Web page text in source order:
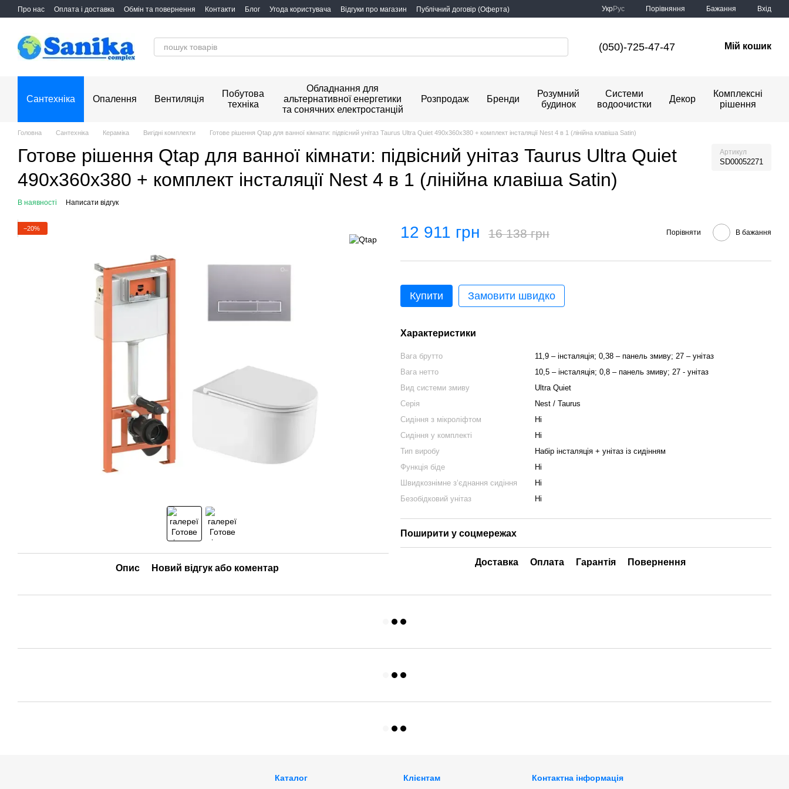
Перейти до основного контенту
Про нас Оплата і доставка Обмін та повернення Контакти Блог Угода користувача Відгуки про магазин Публічний договір (Оферта) УкрРус Порівняння Бажання Вхід
(050)-725-47-47 Мій кошик
Сантехніка Опалення Вентиляція
Побутова
техніка
Обладнання для
альтернативної енергетики
та сонячних електростанцій
Розпродаж Бренди
Розумний
будинок
Системи
водоочистки
Декор
Комплексні
рішення
Головна Сантехніка Кераміка Вигідні комплекти Готове рішення Qtap для ванної кімнати: підвісний унітаз Taurus Ultra Quiet 490x360x380 + комплект інсталяції Nest 4 в 1 (лінійна клавіша Satin)
Готове рішення Qtap для ванної кімнати: підвісний унітаз Taurus Ultra Quiet
490x360x380 + комплект інсталяції Nest 4 в 1 (лінійна клавіша Satin)
Артикул
SD00052271
В наявності Написати відгук
−20%
Опис Новий відгук або коментар
12 911 грн 16 138 грн Порівняти В бажання
Купити Замовити швидко
Характеристики
Вага брутто
11,9 – інсталяція; 0,38 – панель змиву; 27 – унітаз
Вага нетто
10,5 – інсталяція; 0,8 – панель змиву; 27 - унітаз
Вид системи змиву
Ultra Quiet
Серія
Nest / Taurus
Сидіння з мікроліфтом
Ні
Сидіння у комплекті
Ні
Тип виробу
Набір інсталяція + унітаз із сидінням
Функція біде
Ні
Швидкознімне з‘єднання сидіння
Ні
Безобідковий унітаз
Ні
Поширити у соцмережах
Доставка Оплата Гарантія Повернення
Каталог Клієнтам Контактна інформація